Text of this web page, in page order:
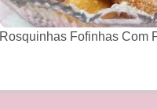
Rosquinhas Fofinhas Com